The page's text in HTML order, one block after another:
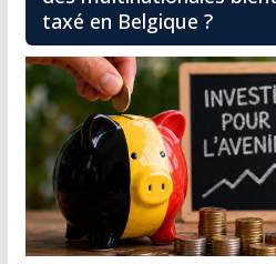
taxé en Belgique ?